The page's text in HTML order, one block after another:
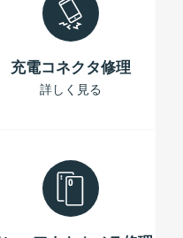
充電コネクタ修理
詳しく見る